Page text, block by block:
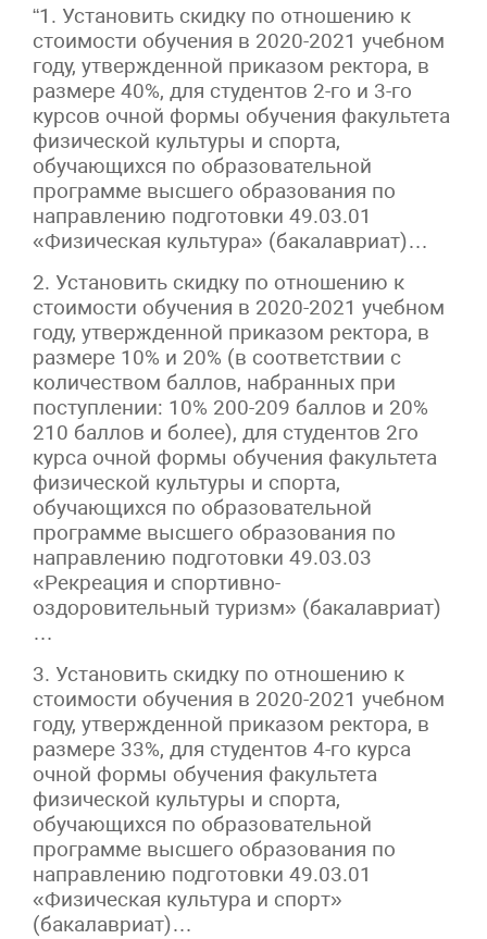
“1. Установить скидку по отношению к
стоимости обучения в 2020-2021 учебном
году, утвержденной приказом ректора, в
размере 40%, для студентов 2-го и 3-го
курсов очной формы обучения факультета
физической культуры и спорта,
обучающихся по образовательной
программе высшего образования по
направлению подготовки 49.03.01
«Физическая культура» (бакалавриат)…
2. Установить скидку по отношению к
стоимости обучения в 2020-2021 учебном
году, утвержденной приказом ректора, в
размере 10% и 20% (в соответствии с
количеством баллов, набранных при
поступлении: 10% 200-209 баллов и 20%
210 баллов и более), для студентов 2­го
курса очной формы обучения факультета
физической культуры и спорта,
обучающихся по образовательной
программе высшего образования по
направлению подготовки 49.03.03
«Рекреация и спортивно-
оздоровительный туризм» (бакалавриат)
…
3. Установить скидку по отношению к
стоимости обучения в 2020-2021 учебном
году, утвержденной приказом ректора, в
размере 33%, для студентов 4-го курса
очной формы обучения факультета
физической культуры и спорта,
обучающихся по образовательной
программе высшего образования по
направлению подготовки 49.03.01
«Физическая культура и спорт»
(бакалавриат)…